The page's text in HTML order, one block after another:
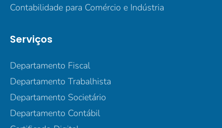
Contabilidade para Comércio e Indústria
Serviços
Departamento Fiscal
Departamento Trabalhista
Departamento Societário
Departamento Contábil